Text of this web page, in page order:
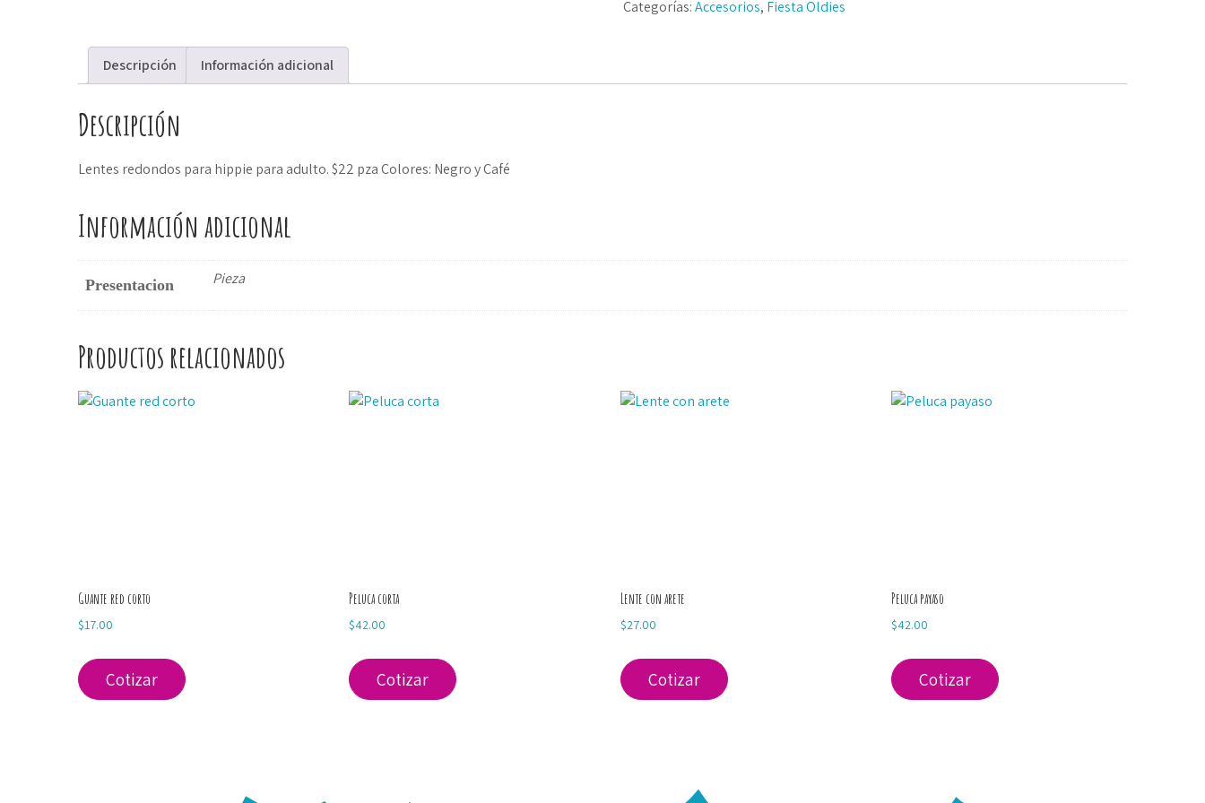
Categorías:Accesorios, Fiesta Oldies
Descripción Información adicional
Descripción
Lentes redondos para hippie para adulto. $22 pza Colores: Negro y Café
Información adicional
Presentacion Pieza
Productos relacionados
Guante red corto
$17.00
Cotizar
Peluca corta
$42.00
Cotizar
Lente con arete
$27.00
Cotizar
Peluca payaso
$42.00
Cotizar